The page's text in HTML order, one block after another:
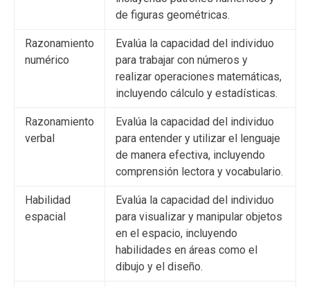
de figuras geométricas.
Razonamiento
numérico
Evalúa la capacidad del individuo
para trabajar con números y
realizar operaciones matemáticas,
incluyendo cálculo y estadísticas.
Razonamiento
verbal
Evalúa la capacidad del individuo
para entender y utilizar el lenguaje
de manera efectiva, incluyendo
comprensión lectora y vocabulario.
Habilidad
espacial
Evalúa la capacidad del individuo
para visualizar y manipular objetos
en el espacio, incluyendo
habilidades en áreas como el
dibujo y el diseño.